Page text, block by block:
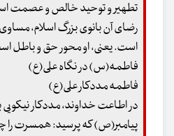
تطهیر و توحید خالص و عصمت
رضای آن بانوی بزرگ اسلام،
است. یعنی، او محور حق و باطل
فاطمه(س) در نگاه علی(ع)
فاطمه مددکار علی(ع)
در اطاعت خداوند، مددکار نیکویی
پیامبر(ص) که پرسید: همسرت را